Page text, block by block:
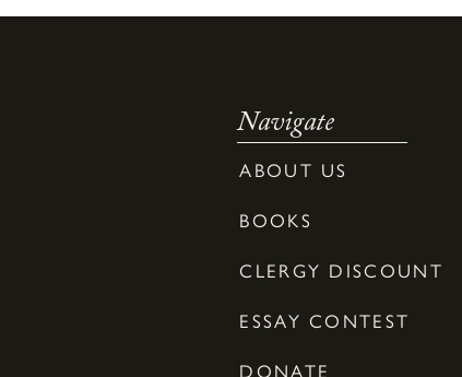
Navigate
ABOUT US
BOOKS
CLERGY DISCOUNT
ESSAY CONTEST
DONATE